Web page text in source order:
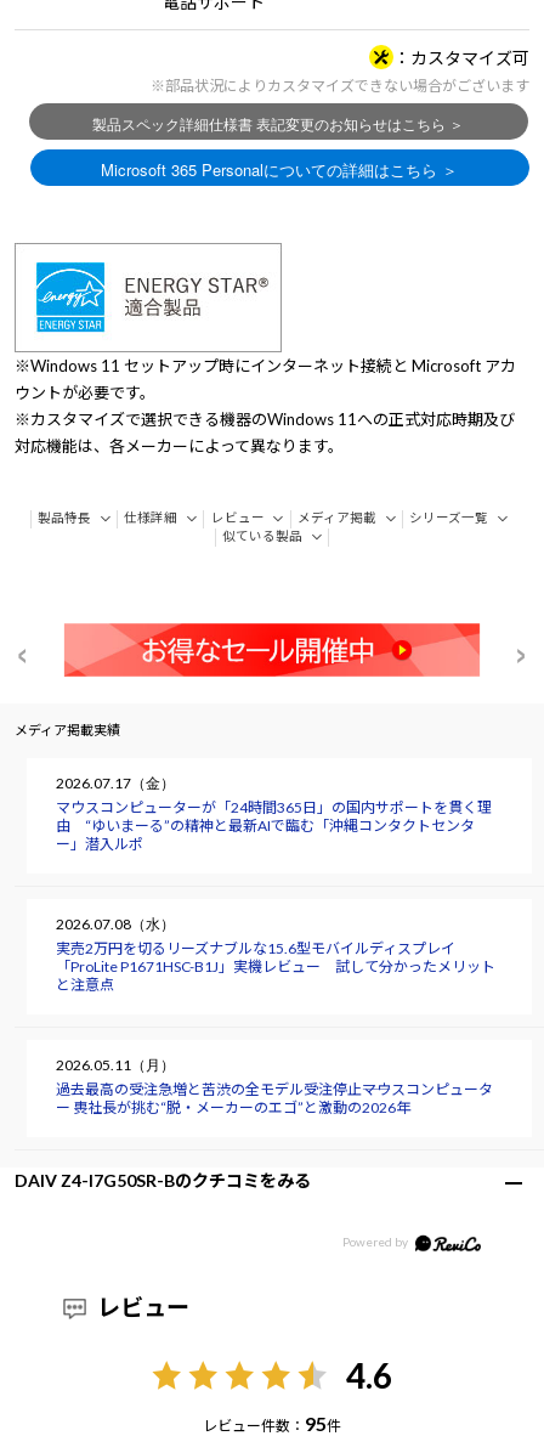
カスタマイズ可
※部品状況によりカスタマイズできない場合がございます
※Windows 11 セットアップ時にインターネット接続と Microsoft アカ
ウントが必要です。
※カスタマイズで選択できる機器のWindows 11への正式対応時期及び
対応機能は、各メーカーによって異なります。
製品特長 仕様詳細 レビュー メディア掲載
シリーズ一覧
似ている製品
メディア掲載実績
2026.07.17（金）
マウスコンピューターが「24時間365日」の国内サポートを貫く理
由 “ゆいまーる”の精神と最新AIで臨む「沖縄コンタクトセンタ
ー」潜入ルポ
2026.07.08（水）
実売2万円を切るリーズナブルな15.6型モバイルディスプレイ
「ProLite P1671HSC-B1J」実機レビュー 試して分かったメリット
と注意点
2026.05.11（月）
過去最高の受注急増と苦渋の全モデル受注停止――マウスコンピュータ
ー 軣社長が挑む“脱・メーカーのエゴ”と激動の2026年
DAIV Z4-I7G50SR-Bのクチコミをみる
レビュー
4.6
レビュー件数： 95件